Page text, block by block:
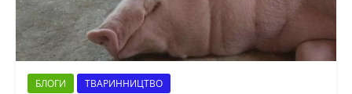
БЛОГИ ТВАРИННИЦТВО